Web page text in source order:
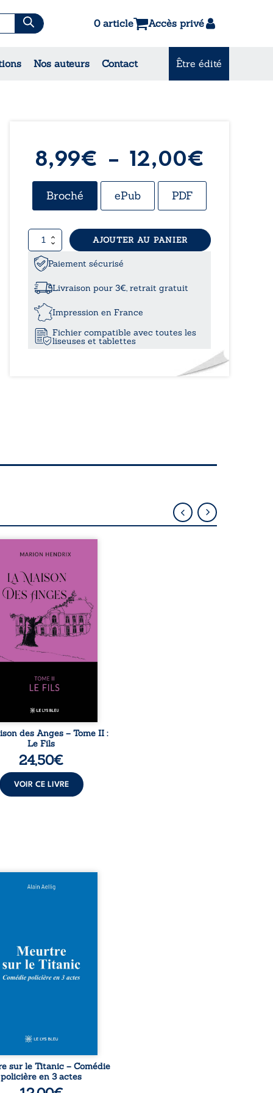
0 article Accès privé
Nos auteurs Contact Être édité
& Contes
8,99€ – 12,00€
de
8,99€
Broché ePub PDF
quantité
de
Oxygène
AJOUTER AU PANIER
Paiement sécurisé
Livraison pour 3€, retrait gratuit
Impression en France
Fichier compatible avec toutes les
liseuses et tablettes
sommes en 1979, soit 15
Anatole-Eustache.
devra affronter non
un inconnu qui rôde
du domaine et dont
le fidèle majordome,
les visites, le passé
d’Anatole-
la malédiction
mais aussi la toute-
de Gauthier. Mais
dompter cet enfant
avant qu’il ...
des Anges – Tome II :
Le Fils
24,50€
VOIR CE LIVRE
le naufrage n’avait pas
de l’Atlantique.
décennies plus tard, la
de l’épave fait
un secret que l’on
sur le Titanic – Comédie
policière en 3 actes